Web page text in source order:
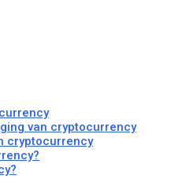
van cryptocurrency
cryptocurrency